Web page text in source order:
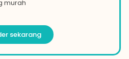
murah
sekarang